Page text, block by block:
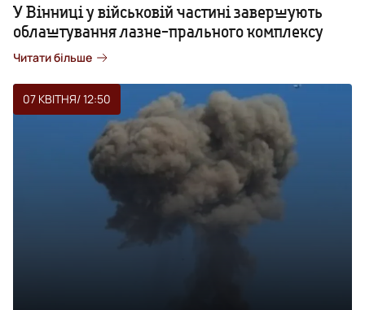
У Вінниці у військовій частині завершують
облаштування лазне-прального комплексу
Читати більше
07 КВІТНЯ/ 12:50